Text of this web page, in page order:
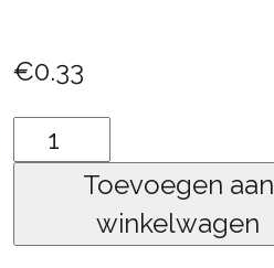
€0.33
Fles
met
aantal
Toevoegen aan
winkelwagen